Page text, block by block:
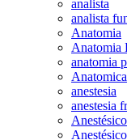
analista
analista
Anatomia
Anatomia
anatomia
anestesia
anestesia
Anestésico